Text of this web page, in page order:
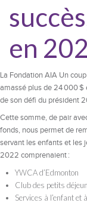
en
La Fondation AIA Un
amassé plus de 24 000 $
de son défi du président
Cette somme, de pair
fonds, nous permet de
servant les enfants et les
2022 comprenaient :
YWCA d’Edmonton
Club des petits
Services à l’enfant et